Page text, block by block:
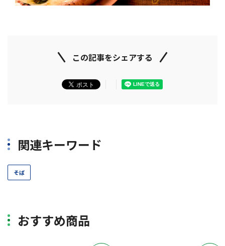
この記事をシェアする
関連キーワード
そば
おすすめ商品